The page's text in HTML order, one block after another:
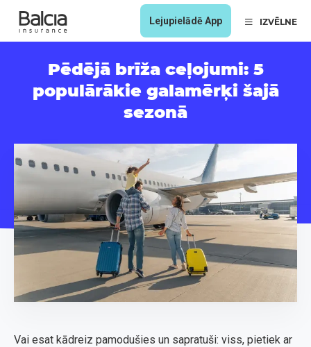
Lejupielādē App IZVĒLNE
Pēdējā brīža ceļojumi: 5
populārākie galamērķi šajā
sezonā
Vai esat kādreiz pamodušies un sapratuši: viss, pietiek ar